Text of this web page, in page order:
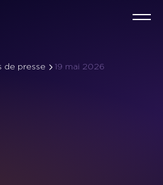
de presse 19 mai 2026